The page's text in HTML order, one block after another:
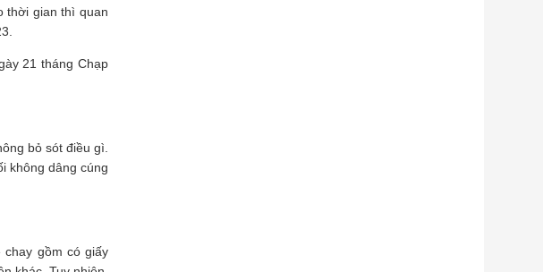
thời gian thì quan
21 tháng Chạp
bỏ sót điều gì.
không dâng cúng
gồm có giấy